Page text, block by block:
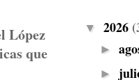
López
que
▼ 2026
►
►